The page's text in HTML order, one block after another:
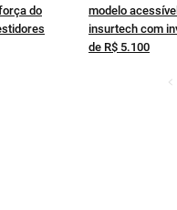
do
modelo
insurtech com
de R$ 5.100